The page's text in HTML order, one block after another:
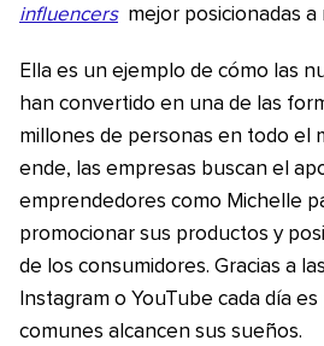
influencers mejor posicionadas a
Ella es un ejemplo de cómo las
han convertido en una de las
millones de personas en todo el
ende, las empresas buscan el
emprendedores como Michelle
promocionar sus productos y
de los consumidores. Gracias a
Instagram o YouTube cada día
comunes alcancen sus sueños.